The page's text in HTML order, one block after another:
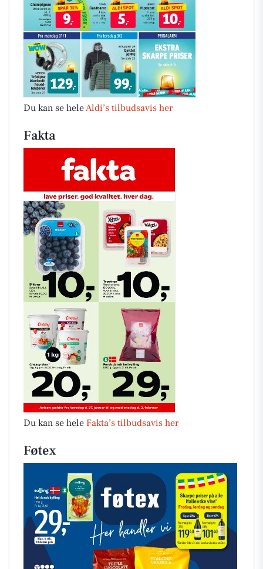
Du kan se heleAldi’s tilbudsavis her
Fakta
Du kan se hele Fakta’s tilbudsavis her
Føtex